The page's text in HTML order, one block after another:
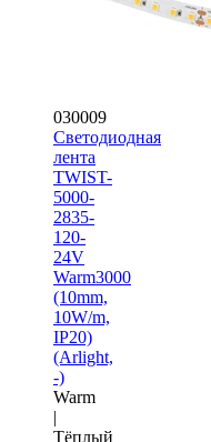
030009
Светодиодная
лента
TWIST-
5000-
2835-
120-
24V
Warm3000
(10mm,
10W/m,
IP20)
(Arlight,
-)
Warm
|
Тёплый